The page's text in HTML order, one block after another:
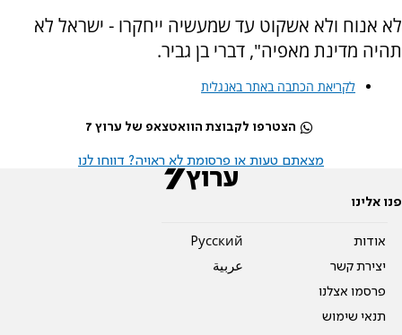
לא אנוח ולא אשקוט עד שמעשיה ייחקרו - ישראל לא
תהיה מדינת מאפיה", דברי בן גביר.
לקריאת הכתבה באתר באנגלית
הצטרפו לקבוצת הוואטצאפ של ערוץ 7
מצאתם טעות או פרסומת לא ראויה? דווחו לנו
פנו אלינו
אודות
יצירת קשר
פרסמו אצלנו
תנאי שימוש
Pусский
عربية